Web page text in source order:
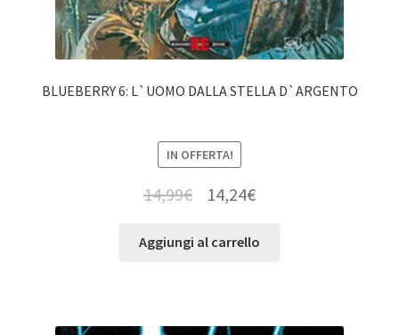
BLUEBERRY 6: L`UOMO DALLA STELLA D`ARGENTO
IN OFFERTA!
14,99€ 14,24€
Aggiungi al carrello